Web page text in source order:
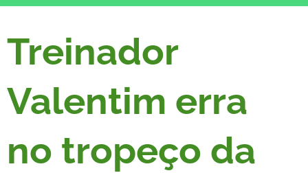
Treinador
Valentim erra
no tropeço da